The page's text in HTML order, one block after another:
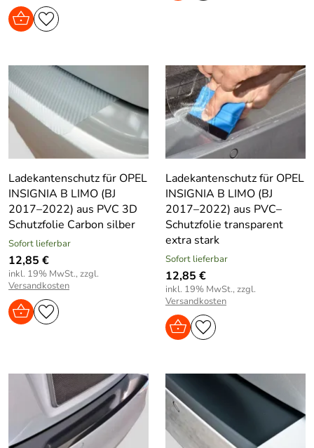
Ladekantenschutz für OPEL
INSIGNIA B LIMO (BJ
2017–2022) aus PVC 3D
Schutzfolie Carbon silber
Sofort lieferbar
12,85 €
inkl. 19% MwSt., zzgl.
Versandkosten
Ladekantenschutz für OPEL
INSIGNIA B LIMO (BJ
2017–2022) aus PVC–
Schutzfolie transparent
extra stark
Sofort lieferbar
12,85 €
inkl. 19% MwSt., zzgl.
Versandkosten